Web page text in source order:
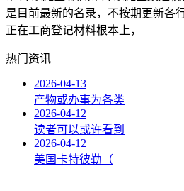
是目前最新的名录，不按期更新各
正在工商登记材料根本上，
热门资讯
2026-04-13
产物或办事为各类
2026-04-12
读者可以或许看到
2026-04-12
美国卡特彼勒（